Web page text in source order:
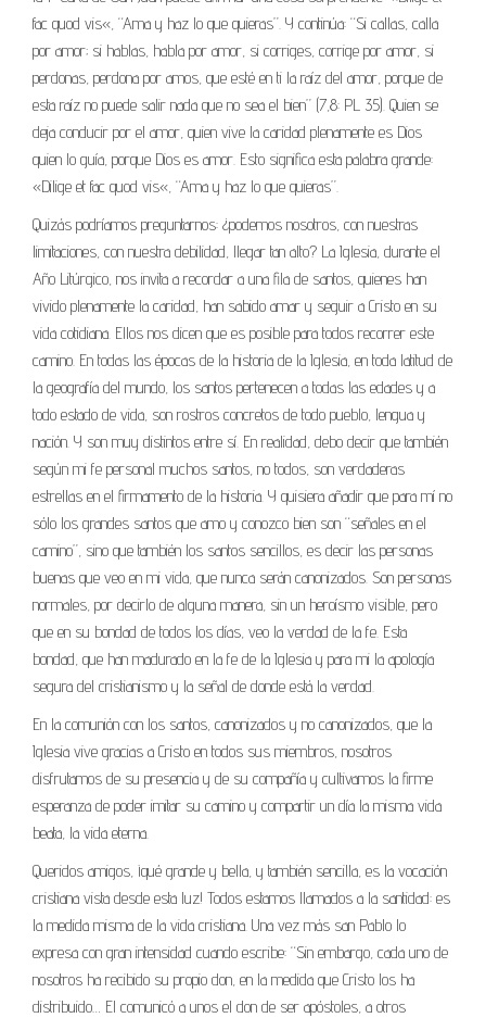
fac quod vis«, “Ama y haz lo que quieras”. Y continúa: “Si callas, calla
por amor; si hablas, habla por amor, si corriges, corrige por amor, si
perdonas, perdona por amos, que esté en ti la raíz del amor, porque de
esta raíz no puede salir nada que no sea el bien” (7,8: PL 35). Quien se
deja conducir por el amor, quien vive la caridad plenamente es Dios
quien lo guía, porque Dios es amor. Esto significa esta palabra grande:
«Dilige et fac quod vis«, “Ama y haz lo que quieras”.
Quizás podríamos preguntarnos: ¿podemos nosotros, con nuestras
limitaciones, con nuestra debilidad, llegar tan alto? La Iglesia, durante el
Año Litúrgico, nos invita a recordar a una fila de santos, quienes han
vivido plenamente la caridad, han sabido amar y seguir a Cristo en su
vida cotidiana. Ellos nos dicen que es posible para todos recorrer este
camino. En todas las épocas de la historia de la Iglesia, en toda latitud de
la geografía del mundo, los santos pertenecen a todas las edades y a
todo estado de vida, son rostros concretos de todo pueblo, lengua y
nación. Y son muy distintos entre sí. En realidad, debo decir que también
según mi fe personal muchos santos, no todos, son verdaderas
estrellas en el firmamento de la historia. Y quisiera añadir que para mí no
sólo los grandes santos que amo y conozco bien son “señales en el
camino”, sino que también los santos sencillos, es decir las personas
buenas que veo en mi vida, que nunca serán canonizados. Son personas
normales, por decirlo de alguna manera, sin un heroísmo visible, pero
que en su bondad de todos los días, veo la verdad de la fe. Esta
bondad, que han madurado en la fe de la Iglesia y para mi la apología
segura del cristianismo y la señal de donde está la verdad.
En la comunión con los santos, canonizados y no canonizados, que la
Iglesia vive gracias a Cristo en todos sus miembros, nosotros
disfrutamos de su presencia y de su compañía y cultivamos la firme
esperanza de poder imitar su camino y compartir un día la misma vida
beata, la vida eterna.
Queridos amigos, ¡qué grande y bella, y también sencilla, es la vocación
cristiana vista desde esta luz! Todos estamos llamados a la santidad: es
la medida misma de la vida cristiana. Una vez más san Pablo lo
expresa con gran intensidad cuando escribe: “Sin embargo, cada uno de
nosotros ha recibido su propio don, en la medida que Cristo los ha
distribuido… El comunicó a unos el don de ser apóstoles, a otros